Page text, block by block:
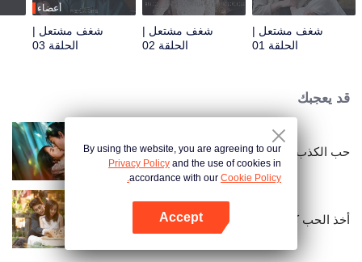
الذي بدا "لطيفًا". تُركت شين تشينغ لتموت في مقبرة جماعية، لكنها نجت بأعجوبة. وبعد
عندما عاد إلى المدينة - فقط من أجلها.
شغف مشتعل |
الحلقة 01
شغف مشتعل |
الحلقة 02
أعضاء
شغف مشتعل |
الحلقة 03
قد يعجبك
حب الكذب
أخذ الحب كعقد
By using the website, you are agreeing to our
Privacy Policy and the use of cookies in
accordance with our Cookie Policy.
Accept